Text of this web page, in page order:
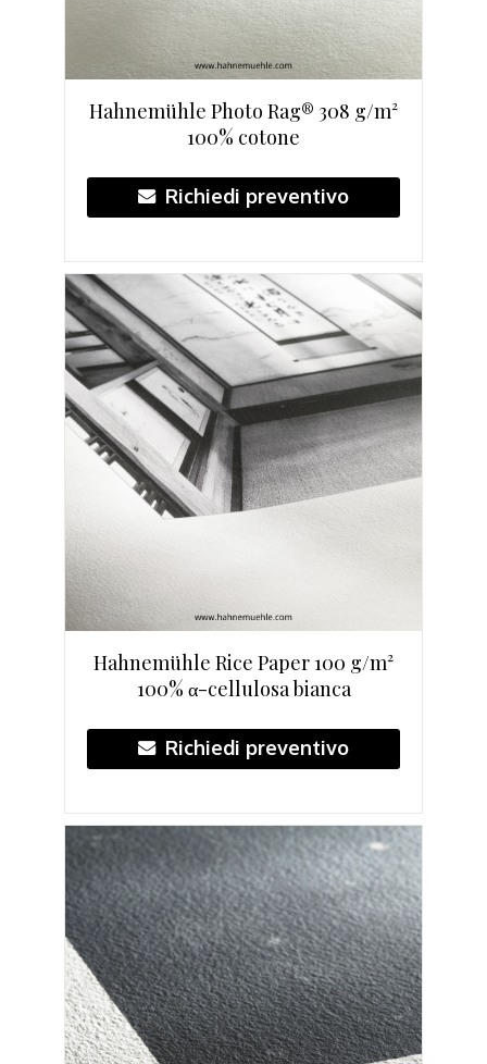
Hahnemühle Photo Rag® 308 g/m²
100% cotone
Richiedi preventivo
Hahnemühle Rice Paper 100 g/m²
100% α-cellulosa bianca
Richiedi preventivo